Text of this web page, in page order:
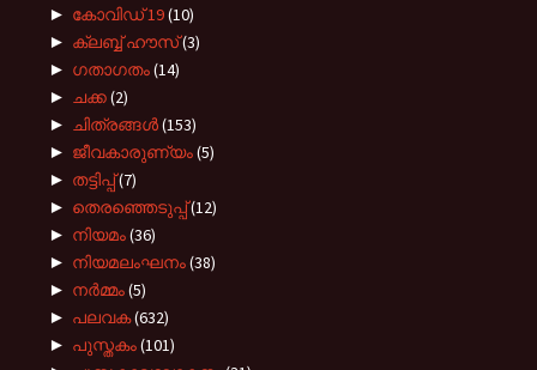
► കോവിഡ് 19(10)
► ക്ലബ്ബ് ഹൗസ്(3)
► ഗതാഗതം(14)
► ചക്ക(2)
► ചിത്രങ്ങൾ(153)
► ജീവകാരുണ്യം(5)
► തട്ടിപ്പ്(7)
► തെരഞ്ഞെടുപ്പ്(12)
► നിയമം(36)
► നിയമലംഘനം(38)
► നർമ്മം(5)
► പലവക(632)
► പുസ്തകം(101)